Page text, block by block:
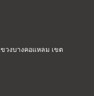
วงบางคอแหลม เขต